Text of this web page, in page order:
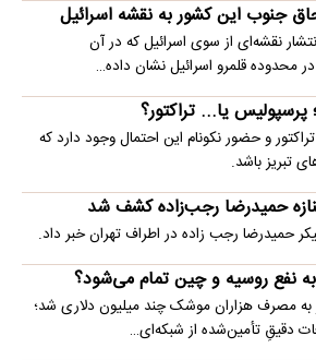
جنوب این کشور به نقشه اسرائیل
نقشه‌ای از سوی اسرائیل که در آن
محدوده قلمرو اسرائیل نشان داده…
یا... تراکتور؟
و حضور نکونام این احتمال وجود دارد که
تبریز باشد.
حمیدرضا رجب‌زاده کشف شد
حمیدرضا رجب زاده در اطراف تهران خبر داد.
نفع روسیه و چین تمام می‌شود؟
به مصرف هزاران موشک چند میلیون دلاری شد؛
دقیقِ تأمین‌شده از شبکه‌ای…